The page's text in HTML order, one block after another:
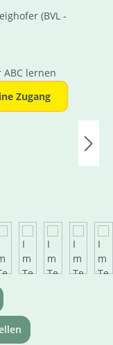
(BVL -
Zugang